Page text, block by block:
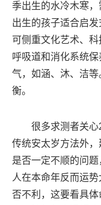
季出生的水冷木寒
出生的孩子适合启
可侧重文化艺术、
呼吸道和消化系统
气，如涵、沐、洁
衡。
很多求测者关
传统安太岁方法外
是否一定不顺的问
人在本命年反而运
否不利，这要看具